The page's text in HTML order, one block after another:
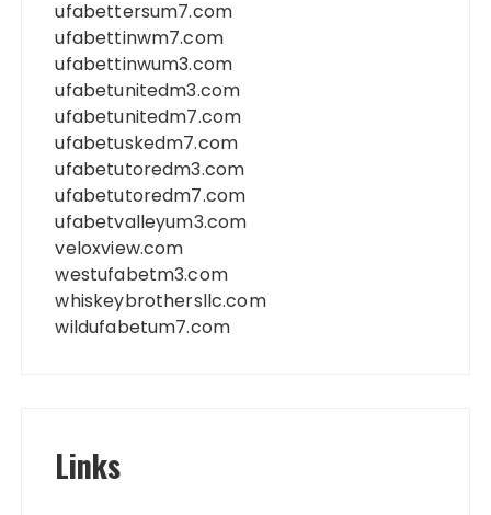
ufabettersum7.com
ufabettinwm7.com
ufabettinwum3.com
ufabetunitedm3.com
ufabetunitedm7.com
ufabetuskedm7.com
ufabetutoredm3.com
ufabetutoredm7.com
ufabetvalleyum3.com
veloxview.com
westufabetm3.com
whiskeybrothersllc.com
wildufabetum7.com
Links